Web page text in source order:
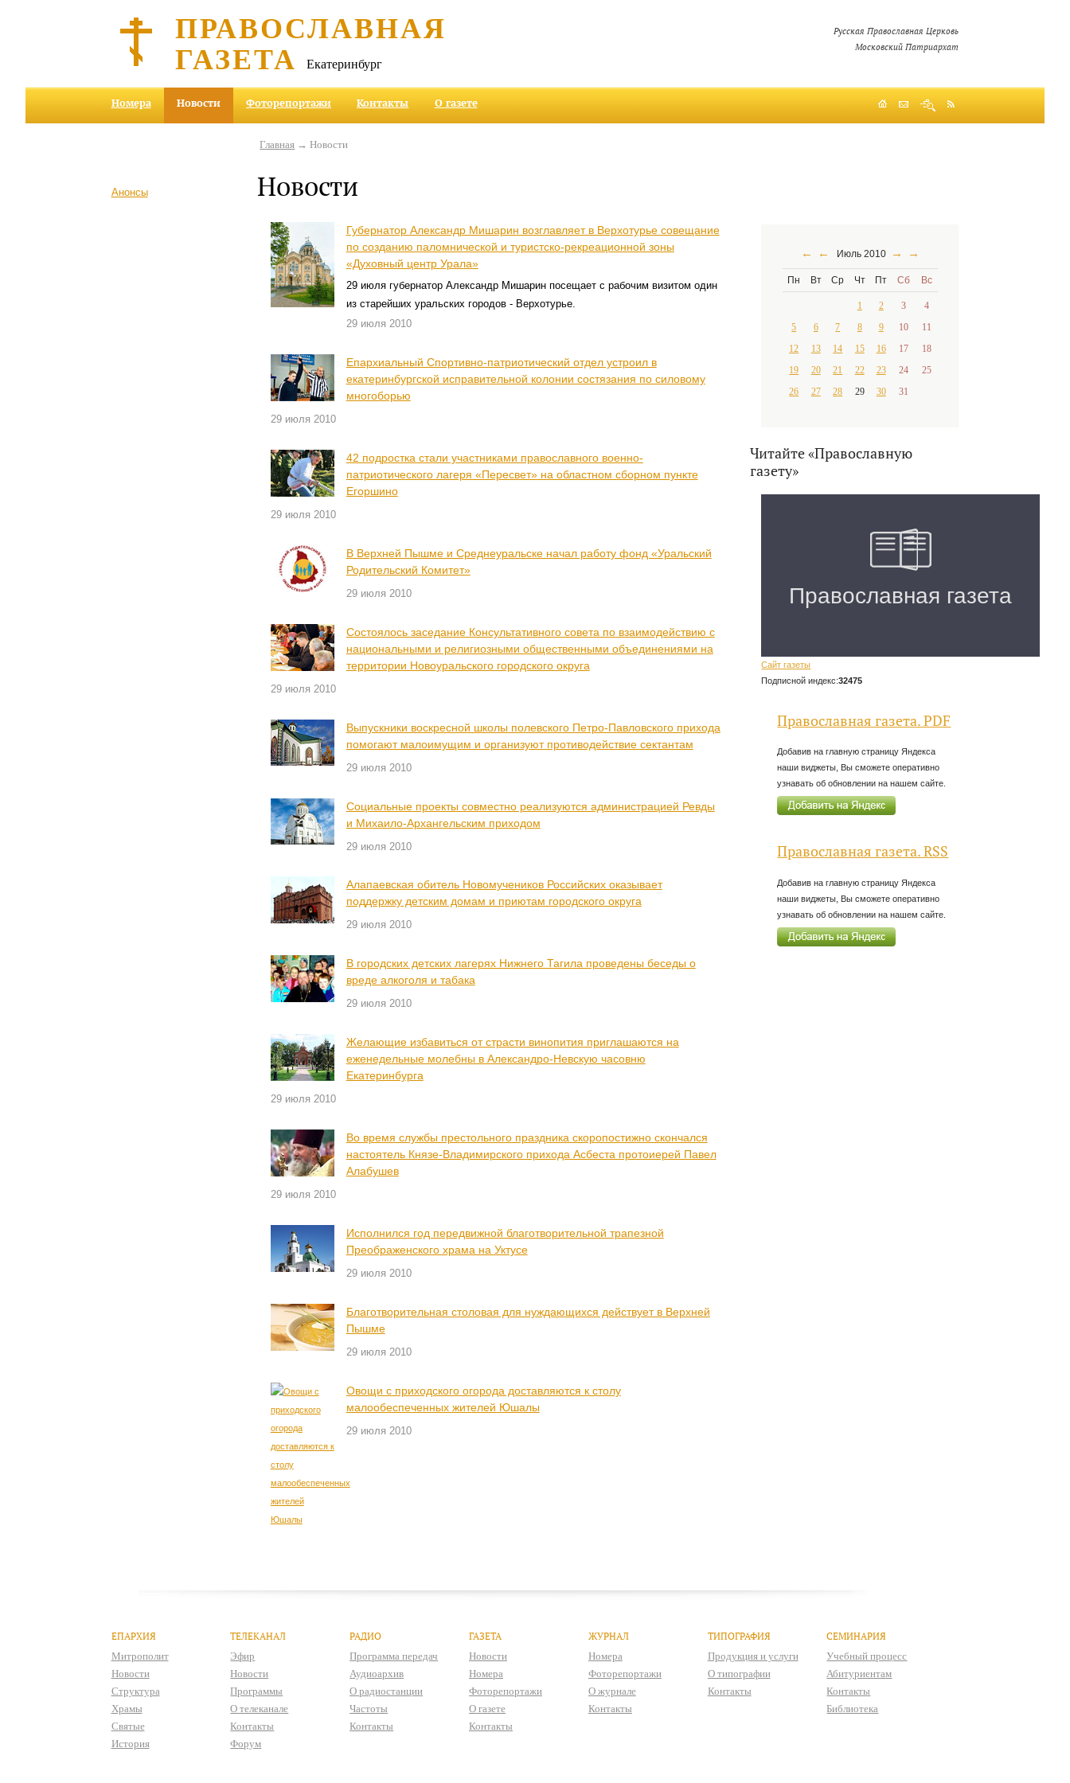
ПРАВОСЛАВНАЯ
ГАЗЕТА Екатеринбург
Русская Православная Церковь
Московский Патриархат
Номера Новости Фоторепортажи Контакты О газете
Анонсы
Главная → Новости
Новости
Губернатор Александр Мишарин возглавляет в Верхотурье совещание
по созданию паломнической и туристско-рекреационной зоны
«Духовный центр Урала»
29 июля губернатор Александр Мишарин посещает с рабочим визитом один
из старейших уральских городов - Верхотурье.
29 июля 2010
Епархиальный Спортивно-патриотический отдел устроил в
екатеринбургской исправительной колонии состязания по силовому
многоборью
29 июля 2010
42 подростка стали участниками православного военно-
патриотического лагеря «Пересвет» на областном сборном пункте
Егоршино
29 июля 2010
В Верхней Пышме и Среднеуральске начал работу фонд «Уральский
Родительский Комитет»
29 июля 2010
Состоялось заседание Консультативного совета по взаимодействию с
национальными и религиозными общественными объединениями на
территории Новоуральского городского округа
29 июля 2010
Выпускники воскресной школы полевского Петро-Павловского прихода
помогают малоимущим и организуют противодействие сектантам
29 июля 2010
Социальные проекты совместно реализуются администрацией Ревды
и Михаило-Архангельским приходом
29 июля 2010
Алапаевская обитель Новомучеников Российских оказывает
поддержку детским домам и приютам городского округа
29 июля 2010
В городских детских лагерях Нижнего Тагила проведены беседы о
вреде алкоголя и табака
29 июля 2010
Желающие избавиться от страсти винопития приглашаются на
еженедельные молебны в Александро-Невскую часовню
Екатеринбурга
29 июля 2010
Во время службы престольного праздника скоропостижно скончался
настоятель Князе-Владимирского прихода Асбеста протоиерей Павел
Алабушев
29 июля 2010
Исполнился год передвижной благотворительной трапезной
Преображенского храма на Уктусе
29 июля 2010
Благотворительная столовая для нуждающихся действует в Верхней
Пышме
29 июля 2010
Овощи с приходского огорода доставляются к столу
малообеспеченных жителей Юшалы
29 июля 2010
← ← Июль 2010 → →
Пн Вт Ср Чт Пт Сб Вс
1 2 3
4
5
6 7 8 9 10
11
12
13 14 15 16 17
18
19
20 21 22 23 24
25
26
27 28 29 30 31
Читайте «Православную
газету»
Сайт газеты
Подписной индекс:32475
Православная газета. PDF
Добавив на главную страницу Яндекса
наши виджеты, Вы сможете оперативно
узнавать об обновлении на нашем сайте.
Православная газета. RSS
Добавив на главную страницу Яндекса
наши виджеты, Вы сможете оперативно
узнавать об обновлении на нашем сайте.
ЕПАРХИЯ
Митрополит
Новости
Структура
Храмы
Святые
История
ТЕЛЕКАНАЛ
Эфир
Новости
Программы
О телеканале
Контакты
Форум
РАДИО
Программа передач
Аудиоархив
О радиостанции
Частоты
Контакты
ГАЗЕТА
Новости
Номера
Фоторепортажи
О газете
Контакты
ЖУРНАЛ
Номера
Фоторепортажи
О журнале
Контакты
ТИПОГРАФИЯ
Продукция и услуги
О типографии
Контакты
СЕМИНАРИЯ
Учебный процесс
Абитуриентам
Контакты
Библиотека